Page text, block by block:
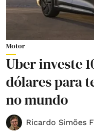
Motor
Uber investe
dólares para
no mundo
Ricardo Simões